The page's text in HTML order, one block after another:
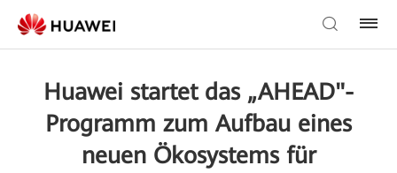
Huawei startet das „AHEAD"-
Programm zum Aufbau eines
neuen Ökosystems für